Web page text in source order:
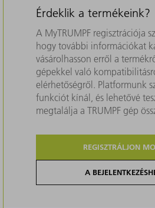
Érdeklik a termékeink?
A MyTRUMPF regisztrációja
hogy további információkat
vásárolhasson erről a
gépekkel való
elérhetőségről. Platformunk
funkciót kínál, és lehetővé
megtalálja a TRUMPF gép
REGISZTRÁLJON
A